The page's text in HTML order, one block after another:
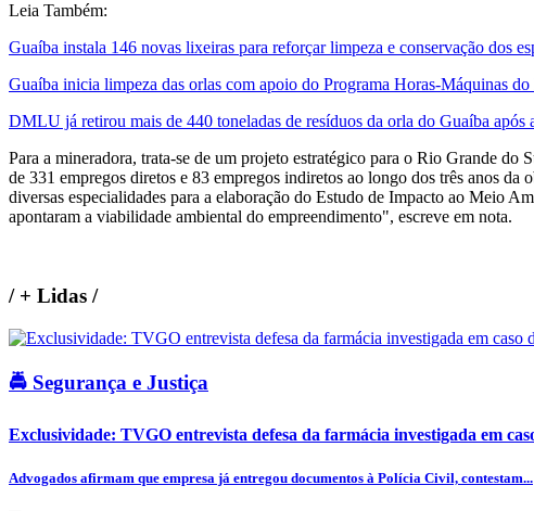
Leia Também:
Guaíba instala 146 novas lixeiras para reforçar limpeza e conservação dos
Guaíba inicia limpeza das orlas com apoio do Programa Horas-Máquinas do
DMLU já retirou mais de 440 toneladas de resíduos da orla do Guaíba após
Para a mineradora, trata-se de um projeto estratégico para o Rio Grande do
de 331 empregos diretos e 83 empregos indiretos ao longo dos três anos
diversas especialidades para a elaboração do Estudo de Impacto ao Meio
apontaram a viabilidade ambiental do empreendimento", escreve em nota.
/+ Lidas /
🚔 Segurança e Justiça
Exclusividade: TVGO entrevista defesa da farmácia investigada em
Advogados afirmam que empresa já entregou documentos à Polícia Civil, contestam...